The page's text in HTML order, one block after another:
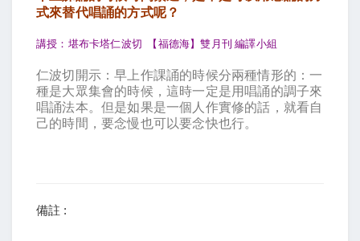
式來替代唱誦的方式呢？
講授：堪布卡塔仁波切 【福德海】雙月刊 編譯小組
仁波切開示：早上作課誦的時候分兩種情形的：一
種是大眾集會的時候，這時一定是用唱誦的調子來
唱誦法本。但是如果是一個人作實修的話，就看自
己的時間，要念慢也可以要念快也行。
備註 :